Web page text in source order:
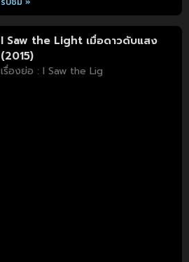
I Saw the Light เมื่อดาวดับแสง
(2015)
เรื่องย่อ : I Saw the Lig